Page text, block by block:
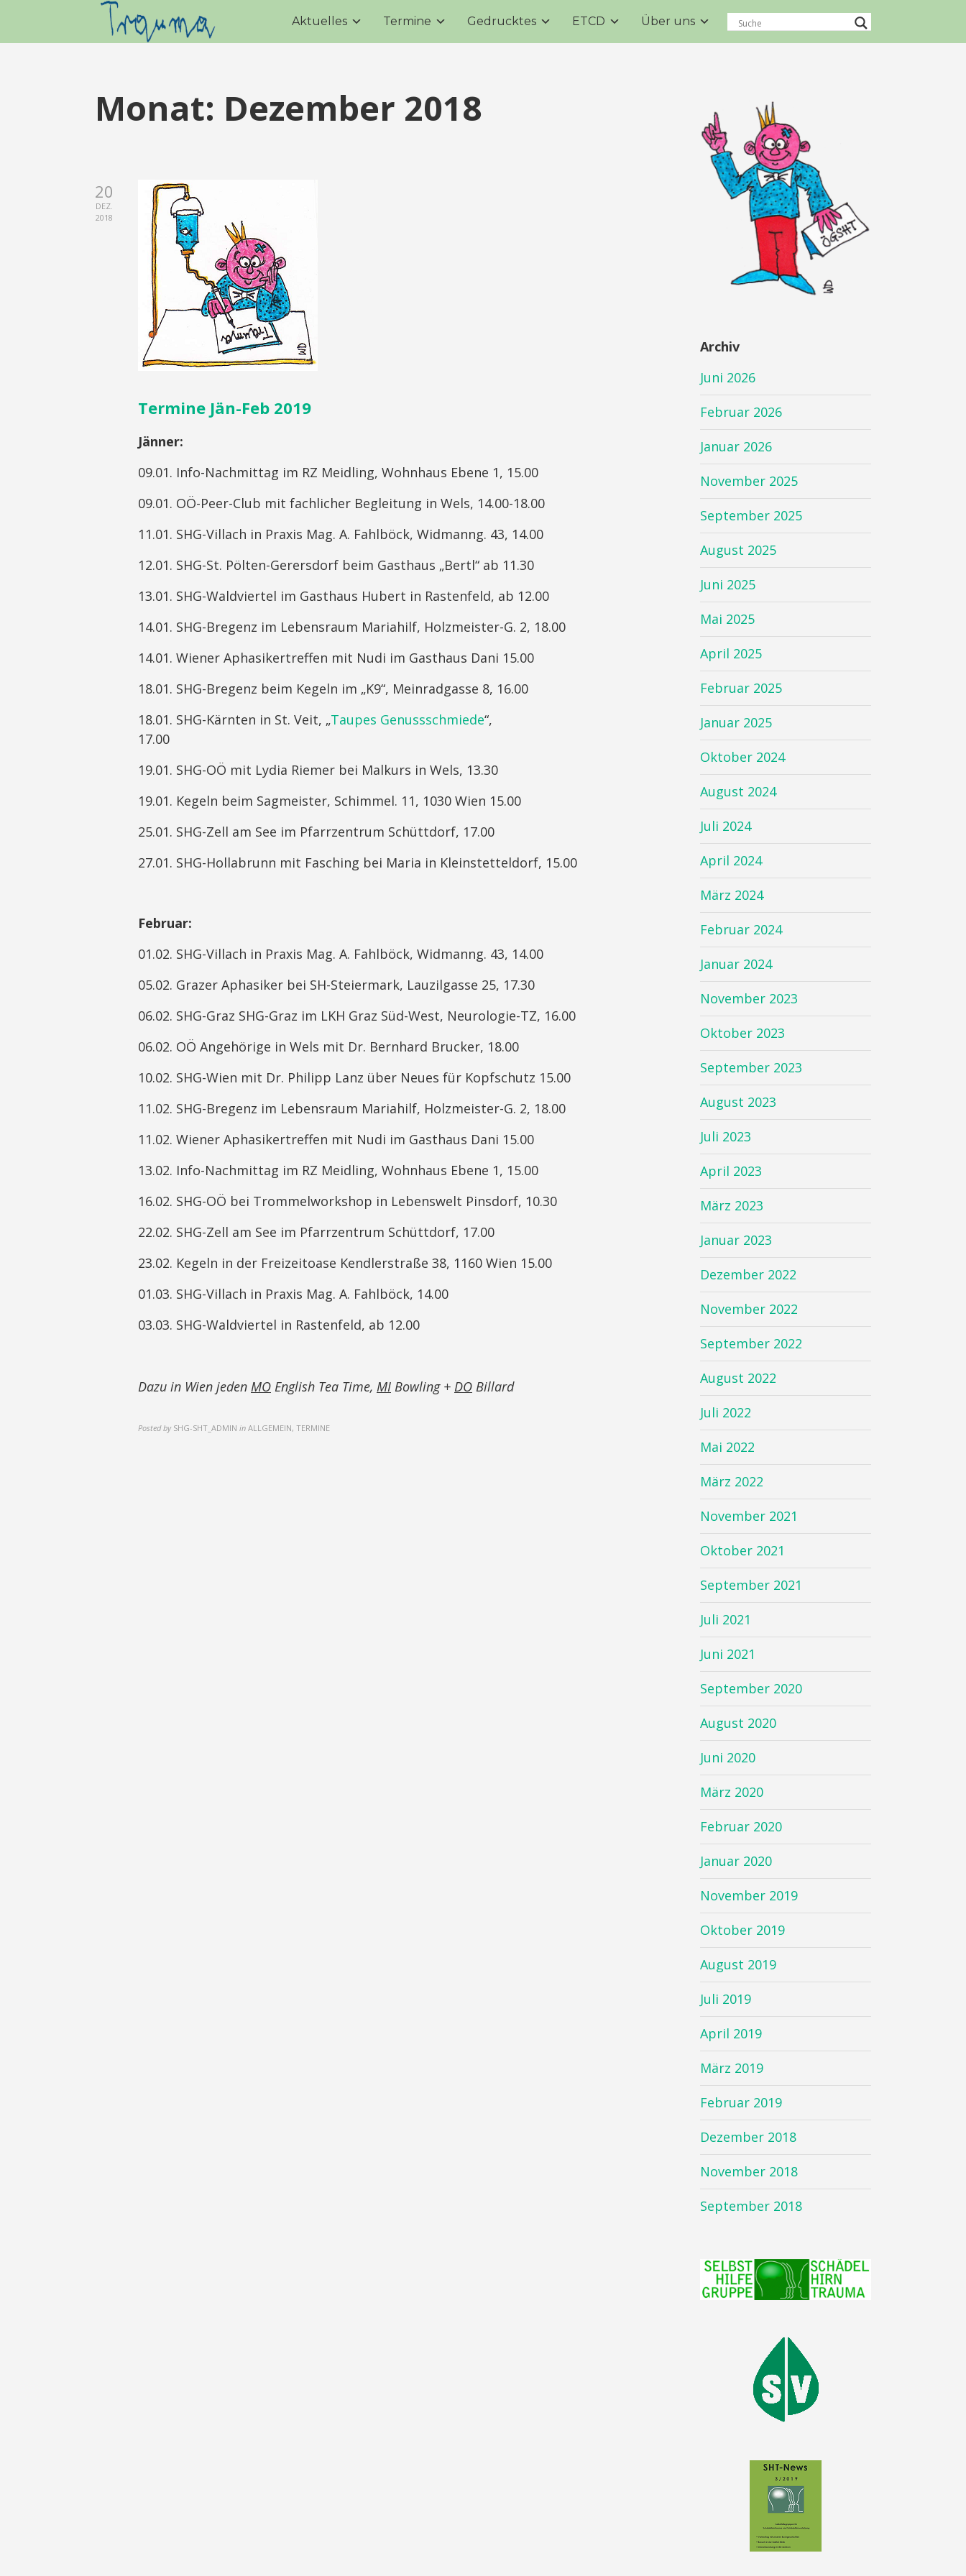
Aktuelles Termine Gedrucktes ETCD Über uns
Monat: Dezember 2018
20
DEZ.
2018
Termine Jän-Feb 2019
Jänner:
09.01. Info-Nachmittag im RZ Meidling, Wohnhaus Ebene 1, 15.00
09.01. OÖ-Peer-Club mit fachlicher Begleitung in Wels, 14.00-18.00
11.01. SHG-Villach in Praxis Mag. A. Fahlböck, Widmanng. 43, 14.00
12.01. SHG-St. Pölten-Gerersdorf beim Gasthaus „Bertl“ ab 11.30
13.01. SHG-Waldviertel im Gasthaus Hubert in Rastenfeld, ab 12.00
14.01. SHG-Bregenz im Lebensraum Mariahilf, Holzmeister-G. 2, 18.00
14.01. Wiener Aphasikertreffen mit Nudi im Gasthaus Dani 15.00
18.01. SHG-Bregenz beim Kegeln im „K9“, Meinradgasse 8, 16.00
18.01. SHG-Kärnten in St. Veit, „Taupes Genussschmiede“,
17.00
19.01. SHG-OÖ mit Lydia Riemer bei Malkurs in Wels, 13.30
19.01. Kegeln beim Sagmeister, Schimmel. 11, 1030 Wien 15.00
25.01. SHG-Zell am See im Pfarrzentrum Schüttdorf, 17.00
27.01. SHG-Hollabrunn mit Fasching bei Maria in Kleinstetteldorf, 15.00
Februar:
01.02. SHG-Villach in Praxis Mag. A. Fahlböck, Widmanng. 43, 14.00
05.02. Grazer Aphasiker bei SH-Steiermark, Lauzilgasse 25, 17.30
06.02. SHG-Graz SHG-Graz im LKH Graz Süd-West, Neurologie-TZ, 16.00
06.02. OÖ Angehörige in Wels mit Dr. Bernhard Brucker, 18.00
10.02. SHG-Wien mit Dr. Philipp Lanz über Neues für Kopfschutz 15.00
11.02. SHG-Bregenz im Lebensraum Mariahilf, Holzmeister-G. 2, 18.00
11.02. Wiener Aphasikertreffen mit Nudi im Gasthaus Dani 15.00
13.02. Info-Nachmittag im RZ Meidling, Wohnhaus Ebene 1, 15.00
16.02. SHG-OÖ bei Trommelworkshop in Lebenswelt Pinsdorf, 10.30
22.02. SHG-Zell am See im Pfarrzentrum Schüttdorf, 17.00
23.02. Kegeln in der Freizeitoase Kendlerstraße 38, 1160 Wien 15.00
01.03. SHG-Villach in Praxis Mag. A. Fahlböck, 14.00
03.03. SHG-Waldviertel in Rastenfeld, ab 12.00
Dazu in Wien jeden MO English Tea Time, MI Bowling + DO Billard
Posted by SHG-SHT_ADMIN in ALLGEMEIN, TERMINE
Archiv
Juni 2026
Februar 2026
Januar 2026
November 2025
September 2025
August 2025
Juni 2025
Mai 2025
April 2025
Februar 2025
Januar 2025
Oktober 2024
August 2024
Juli 2024
April 2024
März 2024
Februar 2024
Januar 2024
November 2023
Oktober 2023
September 2023
August 2023
Juli 2023
April 2023
März 2023
Januar 2023
Dezember 2022
November 2022
September 2022
August 2022
Juli 2022
Mai 2022
März 2022
November 2021
Oktober 2021
September 2021
Juli 2021
Juni 2021
September 2020
August 2020
Juni 2020
März 2020
Februar 2020
Januar 2020
November 2019
Oktober 2019
August 2019
Juli 2019
April 2019
März 2019
Februar 2019
Dezember 2018
November 2018
September 2018